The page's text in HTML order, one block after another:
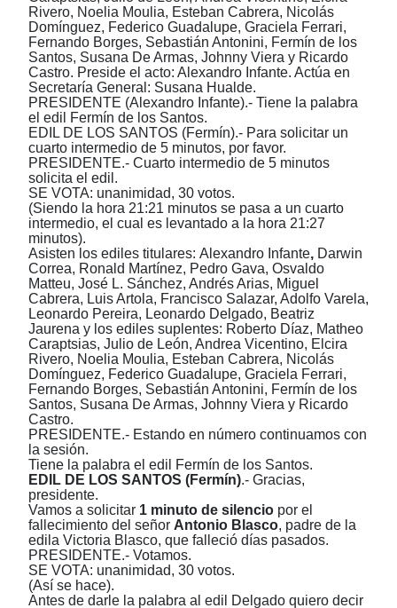
Rivero, Noelia Moulia, Esteban Cabrera, Nicolás
Domínguez, Federico Guadalupe, Graciela Ferrari,
Fernando Borges, Sebastián Antonini, Fermín de los
Santos, Susana De Armas, Johnny Viera y Ricardo
Castro. Preside el acto: Alexandro Infante. Actúa en
Secretaría General: Susana Hualde.
PRESIDENTE (Alexandro Infante).- Tiene la palabra
el edil Fermín de los Santos.
EDIL DE LOS SANTOS (Fermín).- Para solicitar un
cuarto intermedio de 5 minutos, por favor.
PRESIDENTE.- Cuarto intermedio de 5 minutos
solicita el edil.
SE VOTA: unanimidad, 30 votos.
(Siendo la hora 21:21 minutos se pasa a un cuarto
intermedio, el cual es levantado a la hora 21:27
minutos).
Asisten los ediles titulares: Alexandro Infante, Darwin
Correa, Ronald Martínez, Pedro Gava, Osvaldo
Matteu, José L. Sánchez, Andrés Arias, Miguel
Cabrera, Luis Artola, Francisco Salazar, Adolfo Varela,
Leonardo Pereira, Leonardo Delgado, Beatriz
Jaurena y los ediles suplentes: Roberto Díaz, Matheo
Caraptsias, Julio de León, Andrea Vicentino, Elcira
Rivero, Noelia Moulia, Esteban Cabrera, Nicolás
Domínguez, Federico Guadalupe, Graciela Ferrari,
Fernando Borges, Sebastián Antonini, Fermín de los
Santos, Susana De Armas, Johnny Viera y Ricardo
Castro.
PRESIDENTE.- Estando en número continuamos con
la sesión.
Tiene la palabra el edil Fermín de los Santos.
EDIL DE LOS SANTOS (Fermín).- Gracias,
presidente.
Vamos a solicitar 1 minuto de silencio por el
fallecimiento del señor Antonio Blasco, padre de la
edila Victoria Blasco, que falleció días pasados.
PRESIDENTE.- Votamos.
SE VOTA: unanimidad, 30 votos.
(Así se hace).
Antes de darle la palabra al edil Delgado quiero decir